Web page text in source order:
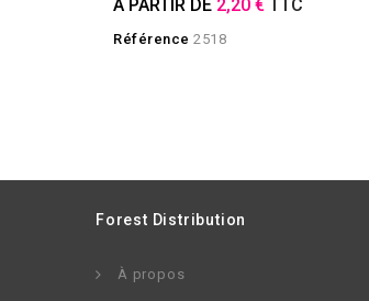
À PARTIR DE 2,20 € TTC
Référence 2518
Forest Distribution
À propos